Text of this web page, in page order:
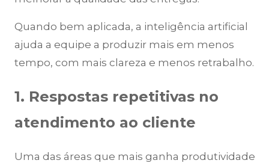
Quando bem aplicada, a inteligência artificial
ajuda a equipe a produzir mais em menos
tempo, com mais clareza e menos retrabalho.
1. Respostas repetitivas no
atendimento ao cliente
Uma das áreas que mais ganha produtividade